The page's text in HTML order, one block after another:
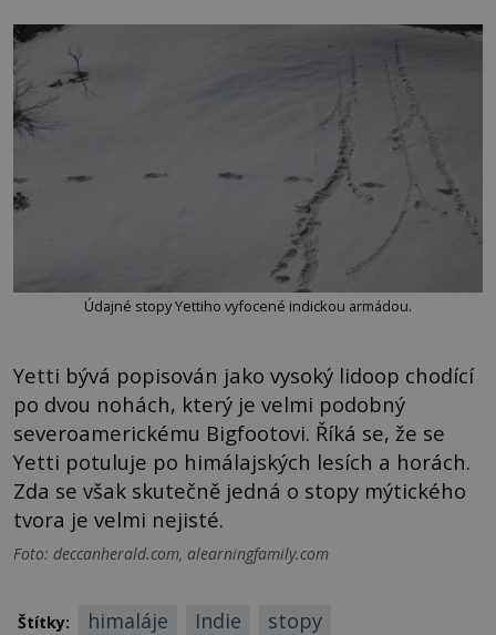
Údajné stopy Yettiho vyfocené indickou armádou.
Yetti bývá popisován jako vysoký lidoop chodící
po dvou nohách, který je velmi podobný
severoamerickému Bigfootovi. Říká se, že se
Yetti potuluje po himálajských lesích a horách.
Zda se však skutečně jedná o stopy mýtického
tvora je velmi nejisté.
Foto: deccanherald.com, alearningfamily.com
Štítky: himaláje Indie
stopy